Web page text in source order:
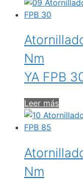
Nm
YA FPB
Leer más
Nm